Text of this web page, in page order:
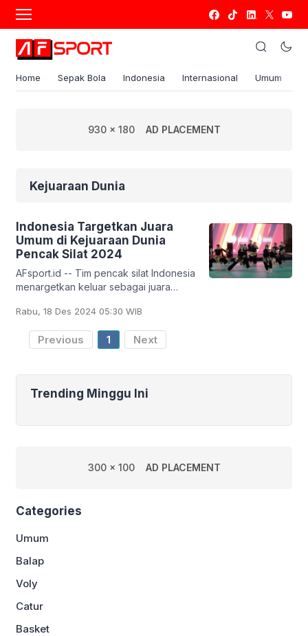
Home Sepak Bola Indonesia Internasional Umum
930 x 180 AD PLACEMENT
Kejuaraan Dunia
Indonesia Targetkan Juara
Umum di Kejuaraan Dunia
Pencak Silat 2024
AFsport.id -- Tim pencak silat Indonesia
menargetkan keluar sebagai juara
Silat ke-20 dan Kejuaraan Dunia
Pencak Silat Junior
Rabu, 18 Des 2024 05:30 WIB
Previous 1 Next
Trending Minggu Ini
300 x 100 AD PLACEMENT
Categories
Umum
Balap
Voly
Catur
Basket